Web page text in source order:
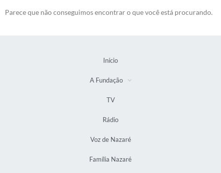
Parece que não conseguimos encontrar o que você está procurando.
Início
A Fundação
TV
Rádio
Voz de Nazaré
Família Nazaré